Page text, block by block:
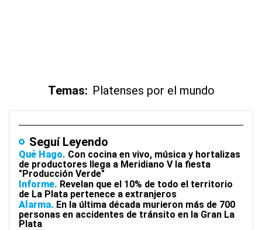
Temas: Platenses por el mundo
Seguí Leyendo
Qué Hago Con cocina en vivo, música y hortalizas
de productores llega a Meridiano V la fiesta
"Producción Verde"
Informe Revelan que el 10% de todo el territorio
de La Plata pertenece a extranjeros
Alarma En la última década murieron más de 700
personas en accidentes de tránsito en la Gran La
Plata